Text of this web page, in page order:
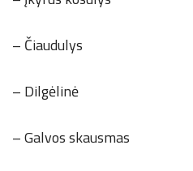
– Čiaudulys
– Dilgėlinė
– Galvos skausmas